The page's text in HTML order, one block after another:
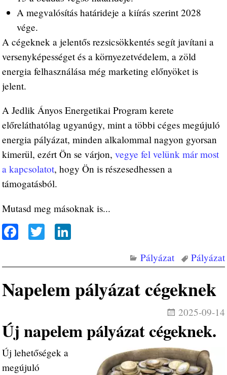
A megvalósítás határideje a kiírás szerint 2028
vége.
A cégeknek a jelentős rezsicsökkentés segít javítani a
versenyképességet és a környezetvédelem, a zöld
energia felhasználása még marketing előnyöket is
jelent.
A Jedlik Ányos Energetikai Program kerete
előreláthatólag ugyanúgy, mint a többi céges megújuló
energia pályázat, minden alkalommal nagyon gyorsan
kimerül, ezért Ön se várjon,vegye fel velünk már most
a kapcsolatot, hogy Ön is részesedhessen a
támogatásból.
Mutasd meg másoknak is...
Fa
bo
T
tte
r
ed Pályázat Pályázat
Napelem pályázat cégeknek
2025-09-14
Új napelem pályázat cégeknek.
Új lehetőségek a
megújuló